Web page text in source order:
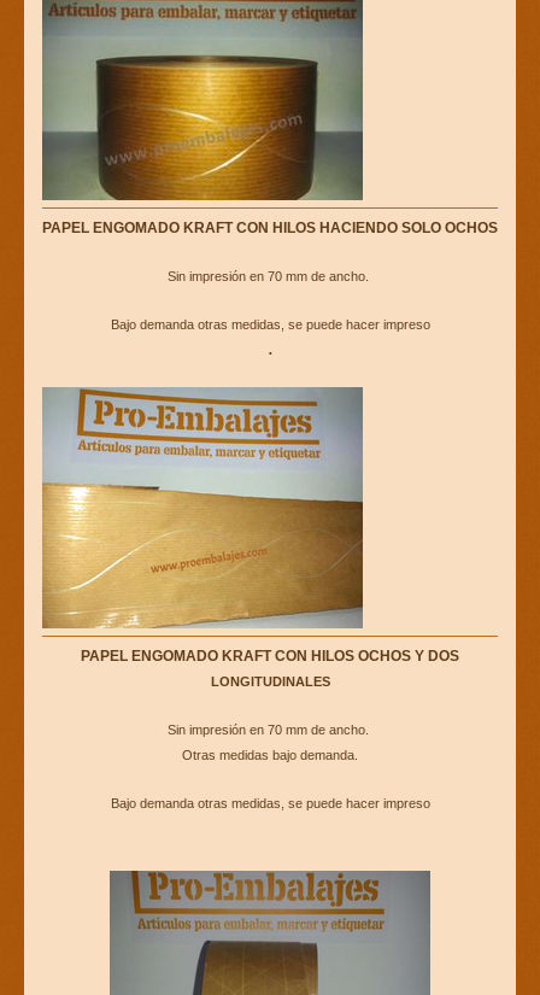
PAPEL ENGOMADO KRAFT CON HILOS HACIENDO SOLO OCHOS
Sin impresión en 70 mm de ancho.
Bajo demanda otras medidas, se puede hacer impreso
.
PAPEL ENGOMADO KRAFT CON HILOS OCHOS Y DOS
LONGITUDINALES
Sin impresión en 70 mm de ancho.
Otras medidas bajo demanda.
Bajo demanda otras medidas, se puede hacer impreso